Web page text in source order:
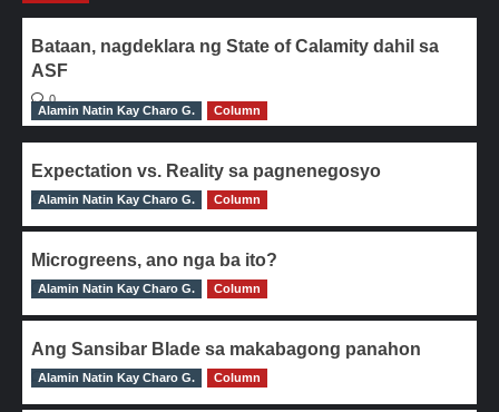
Bataan, nagdeklara ng State of Calamity dahil sa
ASF
0
Alamin Natin Kay Charo G.
Column
Expectation vs. Reality sa pagnenegosyo
0
Alamin Natin Kay Charo G. Column
Microgreens, ano nga ba ito?
0
Alamin Natin Kay Charo G. Column
Ang Sansibar Blade sa makabagong panahon
0
Alamin Natin Kay Charo G. Column